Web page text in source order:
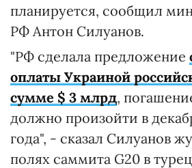
планируется, сообщил
РФ Антон Силуанов.
"РФ сделала предложение
оплаты Украиной
сумме $ 3 млрд,
должно произойти в
года", - сказал Силуанов
полях саммита G20 в